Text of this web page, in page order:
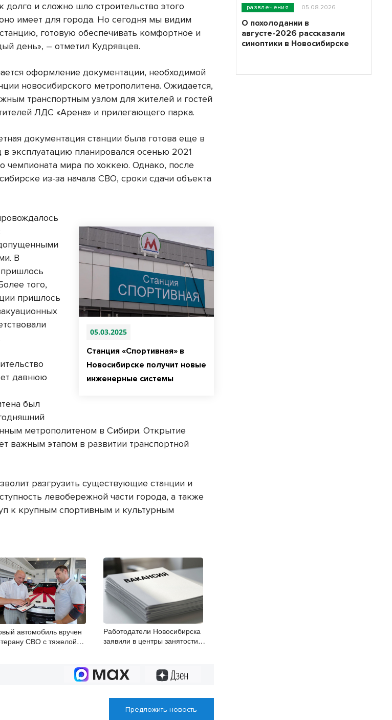
долго и сложно шло строительство этого
имеет для города. Но сегодня мы видим
готовую обеспечивать комфортное и
день», – отметил Кудрявцев.
оформление документации, необходимой
новосибирского метрополитена. Ожидается,
транспортным узлом для жителей и гостей
ЛДС «Арена» и прилегающего парка.
документация станции была готова еще в
в эксплуатацию планировался осенью 2021
чемпионата мира по хоккею. Однако, после
из-за начала СВО, сроки сдачи объекта
05.03.2025
Станция «Спортивная» в
Новосибирске получит новые
инженерные системы
В
того,
пришлось
давнюю
был
метрополитеном в Сибири. Открытие
важным этапом в развитии транспортной
разгрузить существующие станции и
левобережной части города, а также
к крупным спортивным и культурным
автомобиль вручен
СВО с тяжелой
Работодатели Новосибирска
заявили в центры занятости
Предложить новость
развлечения 05.08.2026
О похолодании в
августе-2026 рассказали
синоптики в Новосибирске